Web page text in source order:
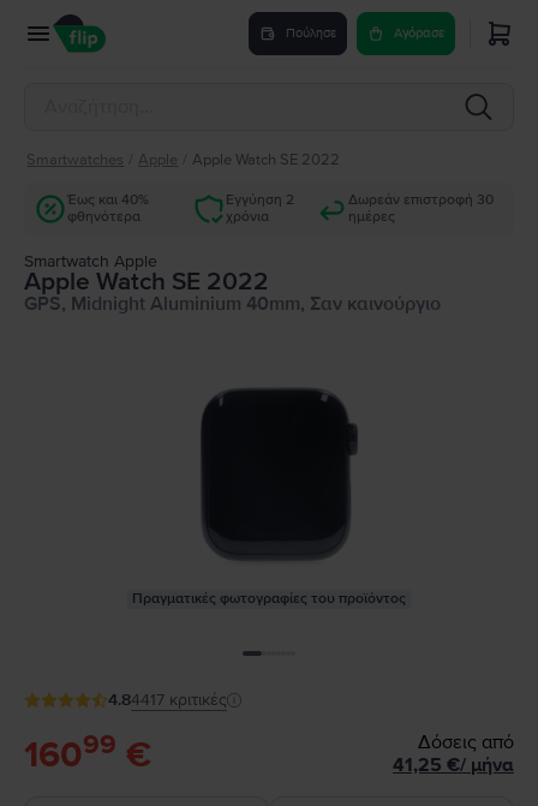
Πούλησε Αγόρασε
Smartwatches Apple Apple Watch SE 2022
Έως και 40%
φθηνότερα
Εγγύηση 2
χρόνια
Δωρεάν επιστροφή 30
ημέρες
Smartwatch Apple
Apple Watch SE 2022
GPS, Midnight Aluminium 40mm, Σαν καινούργιο
Πραγματικές φωτογραφίες του προϊόντος
4.84417 κριτικές
16099 €
Δόσεις από
41,25 €/ μήνα